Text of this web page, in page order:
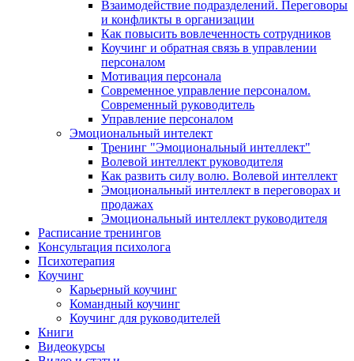
Взаимодействие подразделений. Переговоры
и конфликты в организации
Как повысить вовлеченность сотрудников
Коучинг и обратная связь в управлении
персоналом
Мотивация персонала
Современное управление персоналом.
Современный руководитель
Управление персоналом
Эмоциональный интелект
Тренинг "Эмоциональный интеллект"
Волевой интеллект руководителя
Как развить силу волю. Волевой интеллект
Эмоциональный интеллект в переговорах и
продажах
Эмоциональный интеллект руководителя
Расписание тренингов
Консультация психолога
Психотерапия
Коучинг
Карьерный коучинг
Командный коучинг
Коучинг для руководителей
Книги
Видеокурсы